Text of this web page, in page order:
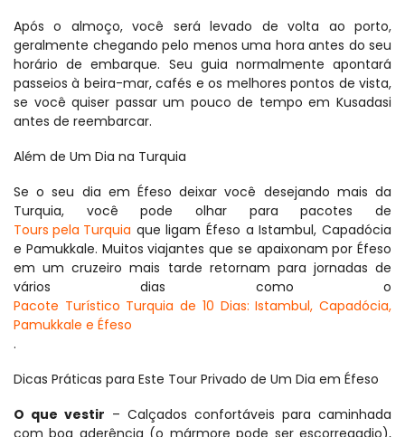
Após o almoço, você será levado de volta ao porto,
geralmente chegando pelo menos uma hora antes do seu
horário de embarque. Seu guia normalmente apontará
passeios à beira-mar, cafés e os melhores pontos de vista,
se você quiser passar um pouco de tempo em Kusadasi
antes de reembarcar.
Além de Um Dia na Turquia
Se o seu dia em Éfeso deixar você desejando mais da
Turquia, você pode olhar para pacotes de
Tours pela Turquia que ligam Éfeso a Istambul, Capadócia
e Pamukkale. Muitos viajantes que se apaixonam por Éfeso
em um cruzeiro mais tarde retornam para jornadas de
vários dias como o
Pacote Turístico Turquia de 10 Dias: Istambul, Capadócia,
Pamukkale e Éfeso
.
Dicas Práticas para Este Tour Privado de Um Dia em Éfeso
O que vestir – Calçados confortáveis para caminhada
com boa aderência (o mármore pode ser escorregadio),